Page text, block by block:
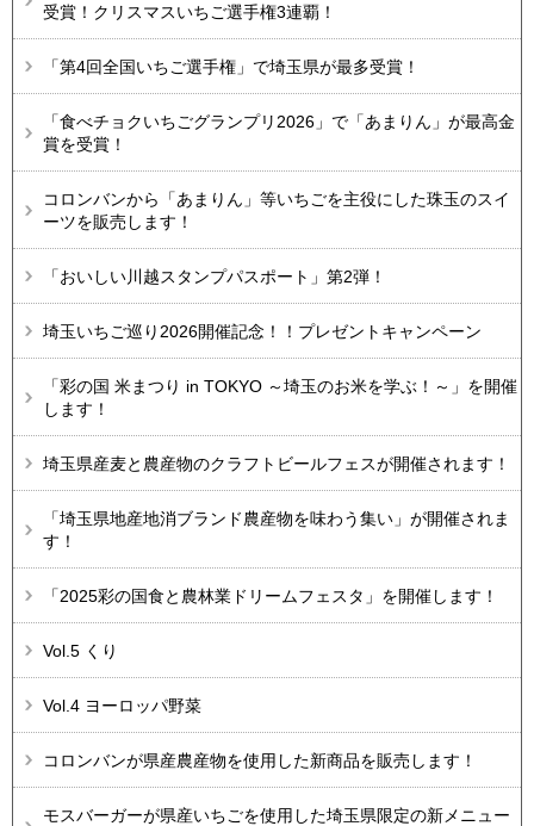
受賞！クリスマスいちご選手権3連覇！
「第4回全国いちご選手権」で埼玉県が最多受賞！
「食べチョクいちごグランプリ2026」で「あまりん」が最高金
賞を受賞！
コロンバンから「あまりん」等いちごを主役にした珠玉のスイ
ーツを販売します！
「おいしい川越スタンプパスポート」第2弾！
埼玉いちご巡り2026開催記念！！プレゼントキャンペーン
「彩の国 米まつり in TOKYO ～埼玉のお米を学ぶ！～」を開催
します！
埼玉県産麦と農産物のクラフトビールフェスが開催されます！
「埼玉県地産地消ブランド農産物を味わう集い」が開催されま
す！
「2025彩の国食と農林業ドリームフェスタ」を開催します！
Vol.5 くり
Vol.4 ヨーロッパ野菜
コロンバンが県産農産物を使用した新商品を販売します！
モスバーガーが県産いちごを使用した埼玉県限定の新メニュー